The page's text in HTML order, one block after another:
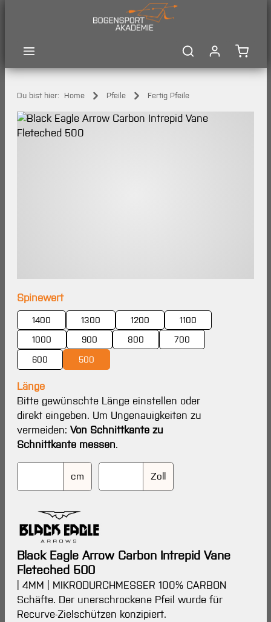
Du bist hier: Home Pfeile Fertig Pfeile
Bildergalerie überspringen
Spinewertauswählen
1400 1300 1200
1100
1000
900 800
700
600
500
Länge
Bitte gewünschte Länge einstellen oder
direkt eingeben. Um Ungenauigkeiten zu
vermeiden: Von Schnittkante zu
Schnittkante messen.
cm Zoll
Black Eagle Arrow Carbon Intrepid Vane
Fleteched 500
| 4MM | MIKRODURCHMESSER 100% CARBON
Schäfte. Der unerschrockene Pfeil wurde für
Recurve-Zielschützen konzipiert.